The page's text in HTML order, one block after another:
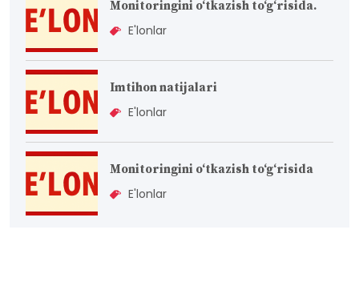
Monitoringini o‘tkazish to‘g‘risida.
E'lonlar
Imtihon natijalari
E'lonlar
Monitoringini o‘tkazish to‘g‘risida
E'lonlar